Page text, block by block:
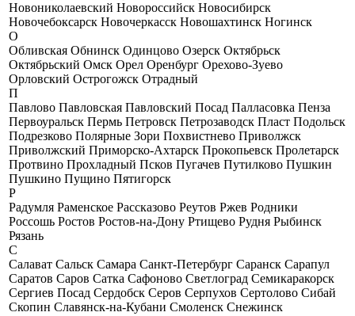
Новониколаевский Новороссийск Новосибирск
Новочебоксарск Новочеркасск Новошахтинск Ногинск
О
Обливская Обнинск Одинцово Озерск Октябрьск
Октябрьский Омск Орел Оренбург Орехово-Зуево
Орловский Острогожск Отрадный
П
Павлово Павловская Павловский Посад Палласовка Пенза
Первоуральск Пермь Петровск Петрозаводск Пласт Подольск
Подрезково Полярные Зори Похвистнево Приволжск
Приволжский Приморско-Ахтарск Прокопьевск Пролетарск
Протвино Прохладный Псков Пугачев Путилково Пушкин
Пушкино Пущино Пятигорск
Р
Радумля Раменское Рассказово Реутов Ржев Родники
Россошь Ростов Ростов-на-Дону Ртищево Рудня Рыбинск
Рязань
С
Салават Сальск Самара Санкт-Петербург Саранск Сарапул
Саратов Саров Сатка Сафоново Светлоград Семикаракорск
Сергиев Посад Сердобск Серов Серпухов Сертолово Сибай
Скопин Славянск-на-Кубани Смоленск Снежинск